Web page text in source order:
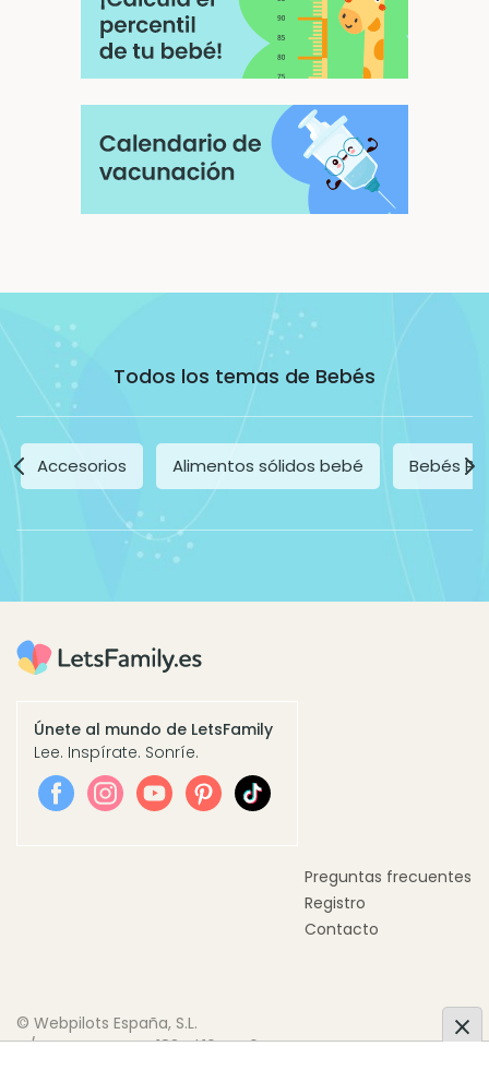
Todos los temas de Bebés
Accesorios Alimentos sólidos bebé Bebés
Únete al mundo de LetsFamily
Lee. Inspírate. Sonríe.
Preguntas frecuentes
Registro
Contacto
© Webpilots España, S.L.
C/ Doctor Trueta, 183, Pl.10 Pta.6